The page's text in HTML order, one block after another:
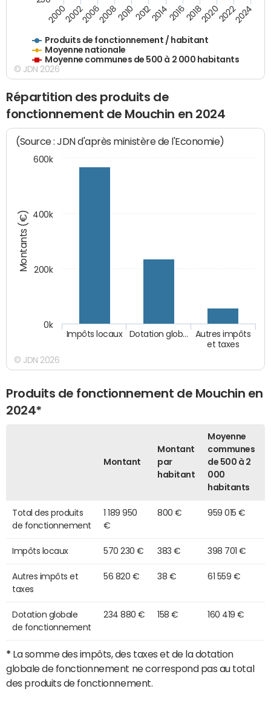
Produits de fonctionnement / habitant
Moyenne nationale
Moyenne communes de 500 à 2 000 habitants
200020022006200820102012201420162018202020222024
© JDN 2026
Répartition des produits de
fonctionnement de Mouchin en 2024
Montants (€)
(Source : JDN d'après ministère de l'Economie)
Autres impôts
et taxes
Dotation glob…
Impôts locaux
0k
200k
400k
600k
© JDN 2026
Produits de fonctionnement de Mouchin en
2024*
Montant
Montant
par
habitant
Moyenne
communes
de 500 à 2
000
habitants
Total des produits
de fonctionnement
1 189 950
€
800 € 959 015 €
Impôts locaux 570 230 € 383 € 398 701 €
Autres impôts et
taxes
56 820 € 38 € 61 559 €
Dotation globale
de fonctionnement
234 880 € 158 € 160 419 €
* La somme des impôts, des taxes et de la dotation
globale de fonctionnement ne correspond pas au total
des produits de fonctionnement.